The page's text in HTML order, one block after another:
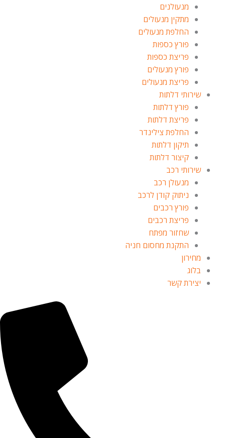
מנעולנים
מתקין מנעולים
החלפת מנעולים
פורץ כספות
פריצת כספות
פורץ מנעולים
פריצת מנעולים
שירותי דלתות
פורץ דלתות
פריצת דלתות
החלפת צילינדר
תיקון דלתות
קיצור דלתות
שירותי רכב
מנעולן רכב
ניתוק קודן לרכב
פורץ רכבים
פריצת רכבים
שחזור מפתח
התקנת מחסום חניה
מחירון
בלוג
יצירת קשר